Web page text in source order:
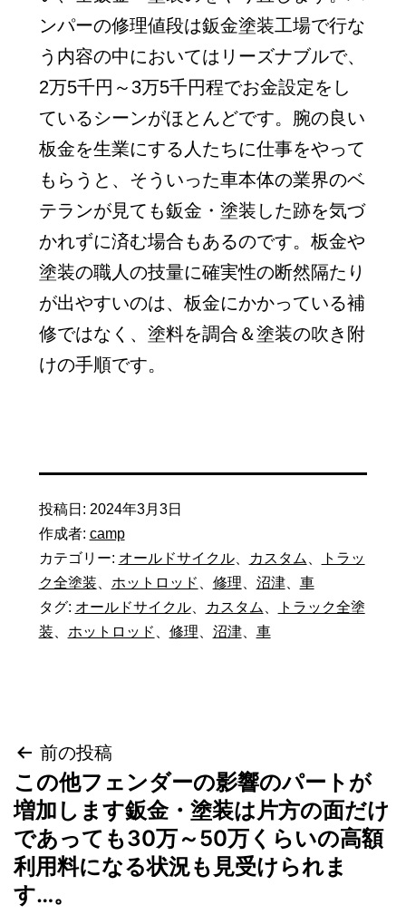
ンパーの修理値段は鈑金塗装工場で行な
う内容の中においてはリーズナブルで、
2万5千円～3万5千円程でお金設定をし
ているシーンがほとんどです。腕の良い
板金を生業にする人たちに仕事をやって
もらうと、そういった車本体の業界のベ
テランが見ても鈑金・塗装した跡を気づ
かれずに済む場合もあるのです。板金や
塗装の職人の技量に確実性の断然隔たり
が出やすいのは、板金にかかっている補
修ではなく、塗料を調合＆塗装の吹き附
けの手順です。
投稿日: 2024年3月3日
作成者: camp
カテゴリー: オールドサイクル、 カスタム
トラッ
ク全塗装
ホットロッド 修理 沼津、 車
タグ: オールドサイクル、 カスタム
トラック全塗
装
ホットロッド 修理 沼津、 車
投
稿
ナ
ビ
前の投稿
この他フェンダーの影響のパートが
増加します鈑金・塗装は片方の面だけ
であっても30万～50万くらいの高額
利用料になる状況も見受けられま
す…。